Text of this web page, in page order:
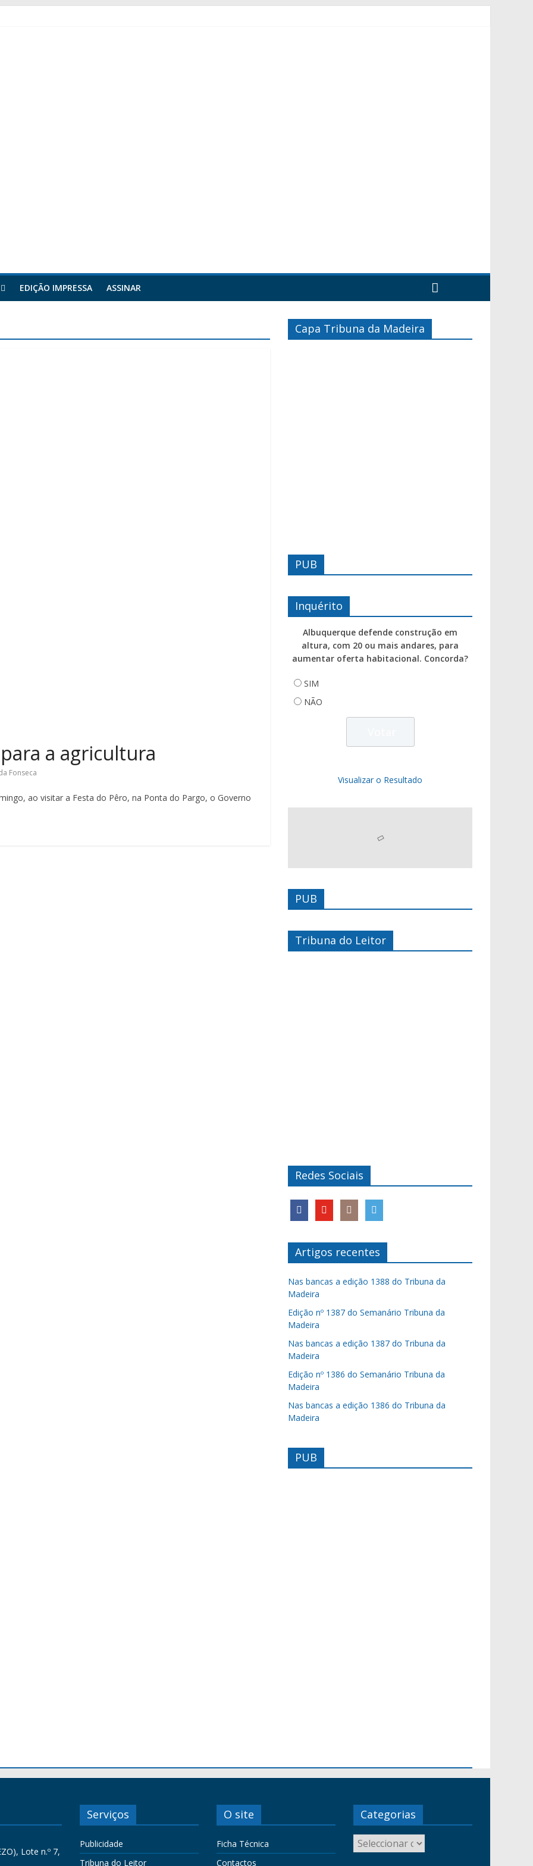
EDIÇÃO IMPRESSA ASSINAR
a agricultura
Fonseca
ao visitar a Festa do Pêro, na Ponta do Pargo, o Governo
Capa Tribuna da Madeira
PUB
Inquérito
Albuquerque defende construção em
altura, com 20 ou mais andares, para
aumentar oferta habitacional. Concorda?
SIM
NÃO
Visualizar o Resultado
PUB
Tribuna do Leitor
Redes Sociais
Artigos recentes
Nas bancas a edição 1388 do Tribuna da
Madeira
Edição nº 1387 do Semanário Tribuna da
Madeira
Nas bancas a edição 1387 do Tribuna da
Madeira
Edição nº 1386 do Semanário Tribuna da
Madeira
Nas bancas a edição 1386 do Tribuna da
Madeira
PUB
Lote n.º 7,
Serviços
Publicidade
Tribuna do Leitor
O site
Ficha Técnica
Contactos
Categorias